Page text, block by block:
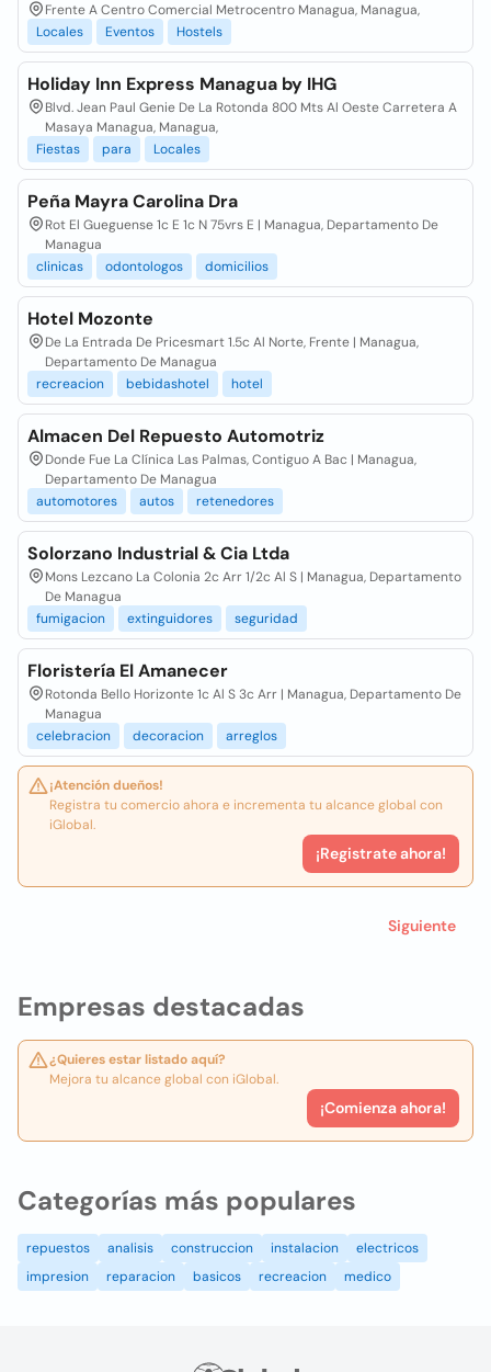
Empresas destacadas
¿Quieres estar listado aquí?
Mejora tu alcance global con iGlobal.
¡Comienza ahora!
Frente A Centro Comercial Metrocentro Managua, Managua,
Locales
Eventos Hostels
Holiday Inn Express Managua by IHG
Blvd. Jean Paul Genie De La Rotonda 800 Mts Al Oeste Carretera A
Masaya Managua, Managua,
Fiestas
para Locales
Peña Mayra Carolina Dra
Rot El Gueguense 1c E 1c N 75vrs E | Managua, Departamento De
Managua
clinicas
odontologos domicilios
Hotel Mozonte
De La Entrada De Pricesmart 1.5c Al Norte, Frente | Managua,
Departamento De Managua
recreacion
bebidashotel hotel
Almacen Del Repuesto Automotriz
Donde Fue La Clínica Las Palmas, Contiguo A Bac | Managua,
Departamento De Managua
automotores
autos retenedores
Solorzano Industrial & Cia Ltda
Mons Lezcano La Colonia 2c Arr 1/2c Al S | Managua, Departamento
De Managua
fumigacion
extinguidores seguridad
Floristería El Amanecer
Rotonda Bello Horizonte 1c Al S 3c Arr | Managua, Departamento De
Managua
celebracion
decoracion arreglos
¡Atención dueños!
Registra tu comercio ahora e incrementa tu alcance global con
iGlobal.
¡Registrate ahora!
Siguiente
Categorías más populares
repuestos analisis construccion instalacion
electricos
impresion
reparacion basicos recreacion medico